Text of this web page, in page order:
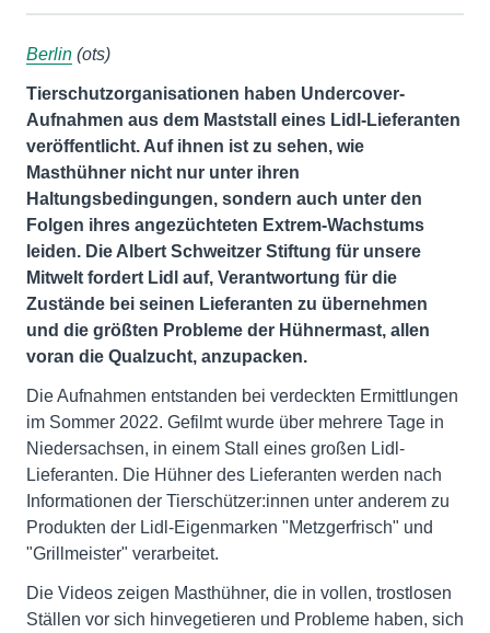
Berlin (ots)
Tierschutzorganisationen haben Undercover-
Aufnahmen aus dem Maststall eines Lidl-Lieferanten
veröffentlicht. Auf ihnen ist zu sehen, wie
Masthühner nicht nur unter ihren
Haltungsbedingungen, sondern auch unter den
Folgen ihres angezüchteten Extrem-Wachstums
leiden. Die Albert Schweitzer Stiftung für unsere
Mitwelt fordert Lidl auf, Verantwortung für die
Zustände bei seinen Lieferanten zu übernehmen
und die größten Probleme der Hühnermast, allen
voran die Qualzucht, anzupacken.
Die Aufnahmen entstanden bei verdeckten Ermittlungen
im Sommer 2022. Gefilmt wurde über mehrere Tage in
Niedersachsen, in einem Stall eines großen Lidl-
Lieferanten. Die Hühner des Lieferanten werden nach
Informationen der Tierschützer:innen unter anderem zu
Produkten der Lidl-Eigenmarken "Metzgerfrisch" und
"Grillmeister" verarbeitet.
Die Videos zeigen Masthühner, die in vollen, trostlosen
Ställen vor sich hinvegetieren und Probleme haben, sich